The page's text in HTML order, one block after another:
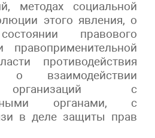
методах социальной
этого явления, о
правового
правоприменительной
противодействия
о взаимодействии
организаций с
органами, с
в деле защиты прав